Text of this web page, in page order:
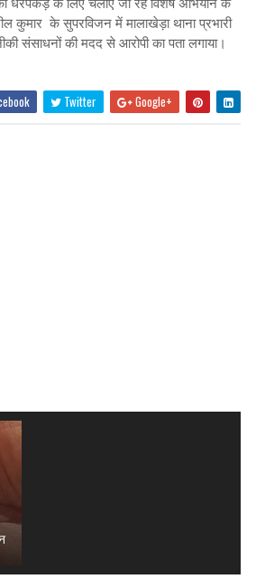
कुमार के सुपरविजन में मालाखेड़ा थाना प्रभारी
संसाधनों की मदद से आरोपी का पता लगाया।
Twitter Google+